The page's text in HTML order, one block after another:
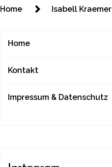
Home Isabell Kraemer
Home
Kontakt
Impressum & Datenschutz